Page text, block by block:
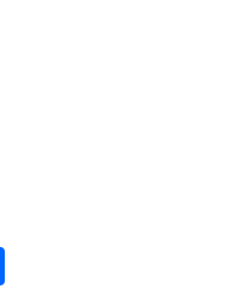
Teilen